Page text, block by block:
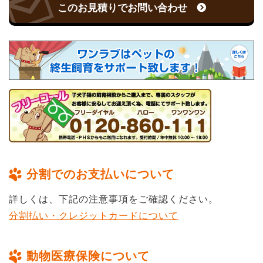
このお見積りでお問い合わせ
分割でのお支払いについて
詳しくは、下記の注意事項をご確認ください。
分割払い・クレジットカードについて
動物医療保険について